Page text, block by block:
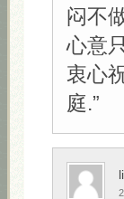
闷不
心意
衷心
庭.”